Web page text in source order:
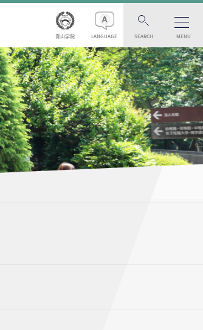
青山学院 LANGUAGE SEARCH MENU